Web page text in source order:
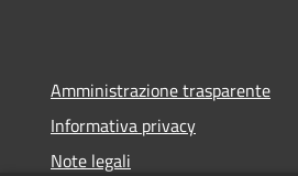
Amministrazione trasparente
Informativa privacy
Note legali